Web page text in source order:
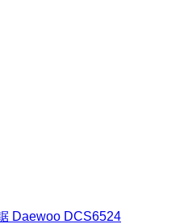
Daewoo DCS6524